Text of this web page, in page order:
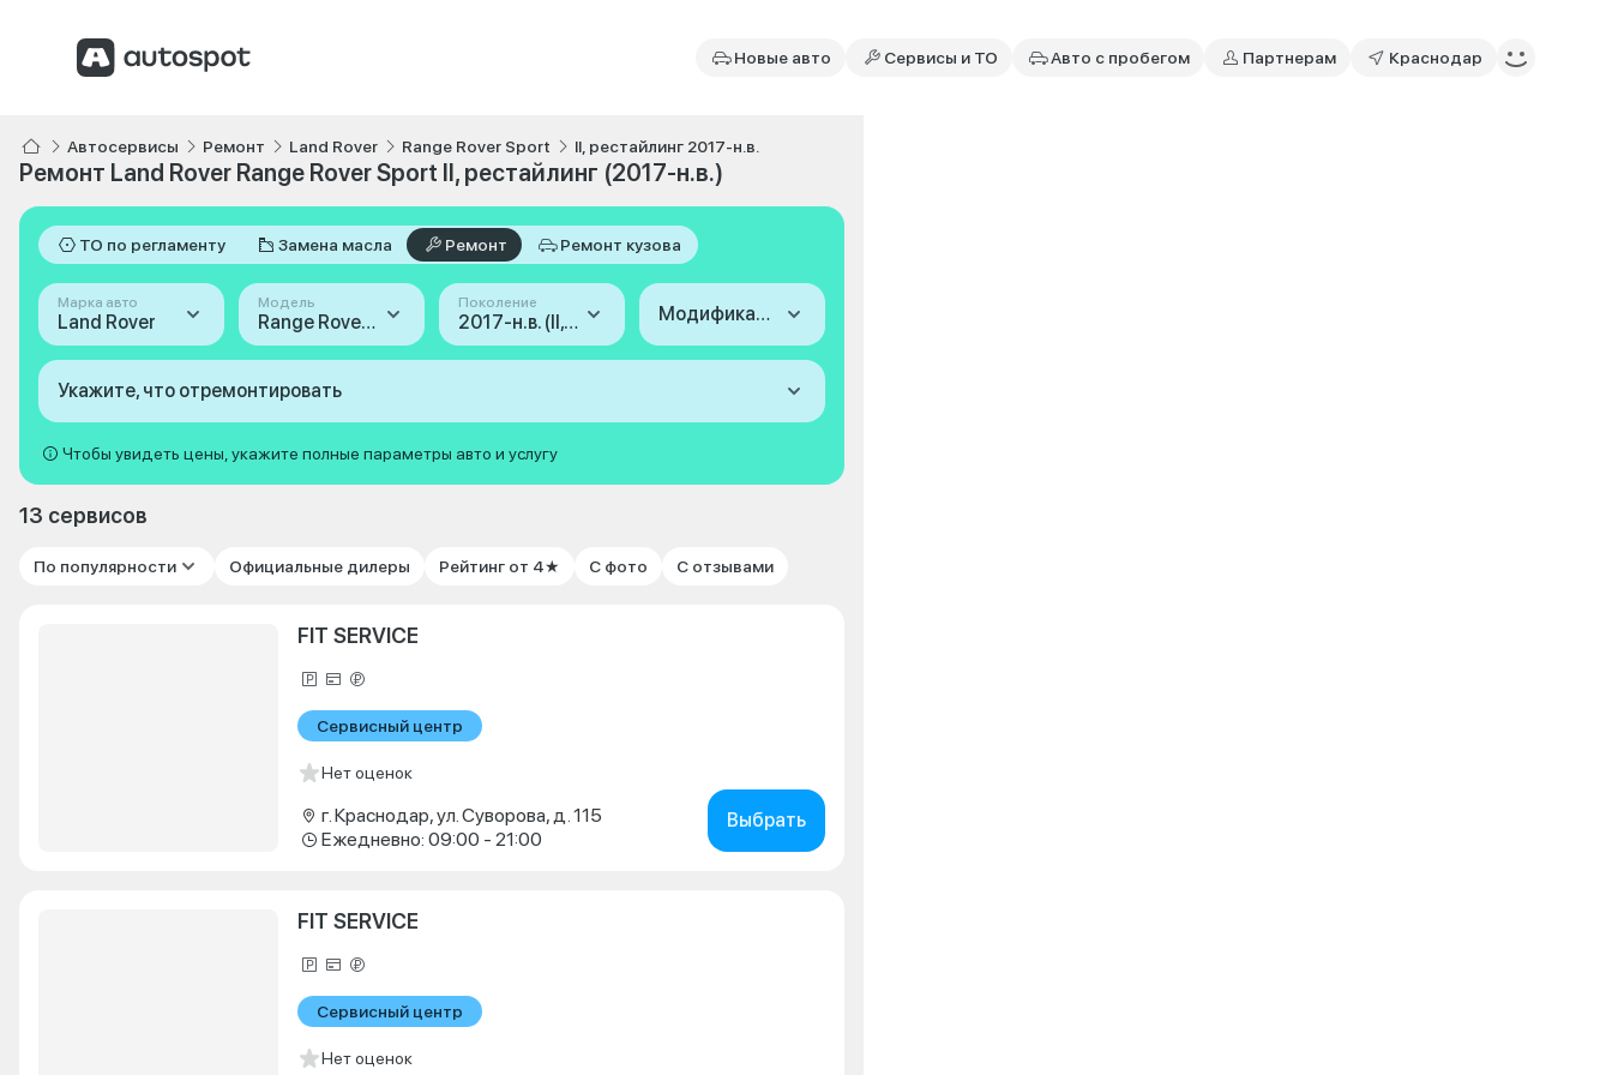
Новые авто Сервисы и ТО Авто с пробегом Партнерам Краснодар
Автосервисы Ремонт Land Rover Range Rover Sport II, рестайлинг 2017-н.в.
Ремонт Land Rover Range Rover Sport II, рестайлинг (2017-н.в.)
ТО по регламенту Замена масла Ремонт Ремонт кузова
Марка авто
Land Rover
Модель
Range Rover Sport
Поколение
2017-н.в. (II, рестайлинг) Модификация
Укажите, что отремонтировать
Чтобы увидеть цены, укажите полные параметры авто и услугу
13 сервисов
По популярности Официальные дилеры Рейтинг от 4★ С фото С отзывами
FIT SERVICE
Сервисный центр
Нет оценок
г. Краснодар, ул. Суворова, д. 115
Ежедневно: 09:00 - 21:00
Выбрать
FIT SERVICE
Сервисный центр
Нет оценок